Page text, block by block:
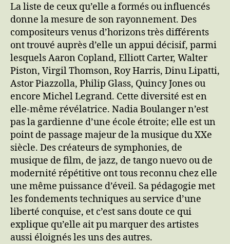
La liste de ceux qu’elle a formés ou influencés
donne la mesure de son rayonnement. Des
compositeurs venus d’horizons très différents
ont trouvé auprès d’elle un appui décisif, parmi
lesquels Aaron Copland, Elliott Carter, Walter
Piston, Virgil Thomson, Roy Harris, Dinu Lipatti,
Astor Piazzolla, Philip Glass, Quincy Jones ou
encore Michel Legrand. Cette diversité est en
elle-même révélatrice. Nadia Boulanger n’est
pas la gardienne d’une école étroite; elle est un
point de passage majeur de la musique du XXe
siècle. Des créateurs de symphonies, de
musique de film, de jazz, de tango nuevo ou de
modernité répétitive ont tous reconnu chez elle
une même puissance d’éveil. Sa pédagogie met
les fondements techniques au service d’une
liberté conquise, et c’est sans doute ce qui
explique qu’elle ait pu marquer des artistes
aussi éloignés les uns des autres.